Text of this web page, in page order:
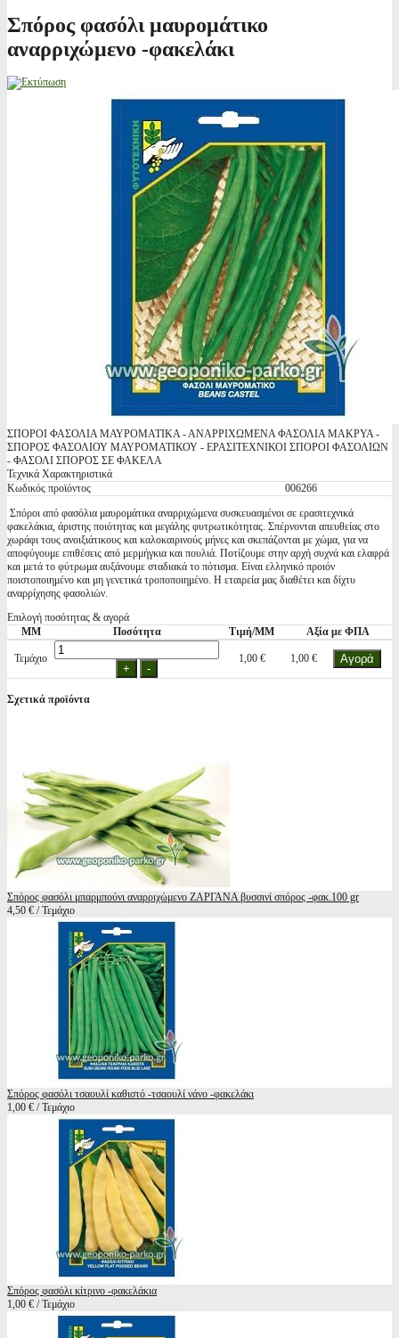
Σπόρος φασόλι μαυρομάτικο
αναρριχώμενο -φακελάκι
ΣΠΟΡΟΙ ΦΑΣΟΛΙΑ ΜΑΥΡΟΜΑΤΙΚΑ - ΑΝΑΡΡΙΧΩΜΕΝΑ ΦΑΣΟΛΙΑ ΜΑΚΡΥΑ -
ΣΠΟΡΟΣ ΦΑΣΟΛΙΟΥ ΜΑΥΡΟΜΑΤΙΚΟΥ - ΕΡΑΣΙΤΕΧΝΙΚΟΙ ΣΠΟΡΟΙ ΦΑΣΟΛΙΩΝ
- ΦΑΣΟΛΙ ΣΠΟΡΟΣ ΣΕ ΦΑΚΕΛΑ
Τεχνικά Χαρακτηριστικά
Κωδικός προϊόντος
006266
Σπόροι από φασόλια μαυρομάτικα αναρριχώμενα συσκευασμένοι σε ερασιτεχνικά
φακελάκια, άριστης ποιότητας και μεγάλης φυτρωτικότητας. Σπέρνονται απευθείας στο
χωράφι τους ανοιξιάτικους και καλοκαιρινούς μήνες και σκεπάζονται με χώμα, για να
αποφύγουμε επιθέσεις από μερμήγκια και πουλιά. Ποτίζουμε στην αρχή συχνά και ελαφρά
και μετά το φύτρωμα αυξάνουμε σταδιακά το πότισμα. Είναι ελληνικό προιόν
ποιστοποιημένο και μη γενετικά τροποποιημένο. Η εταιρεία μας διαθέτει και δίχτυ
αναρρίχησης φασολιών.
Επιλογή ποσότητας & αγορά
ΜΜ
Ποσότητα Τιμή/ΜΜ Αξία με ΦΠΑ
Τεμάχιο 1,00 € 1,00 €
Σχετικά προϊόντα
Σπόρος φασόλι μπαρμπούνι αναρριχώμενο ΖΑΡΓΑΝΑ βυσσινί σπόρος -φακ.100 gr
4,50 € / Τεμάχιο
Σπόρος φασόλι τσαουλί καθιστό -τσαουλί νάνο -φακελάκι
1,00 € / Τεμάχιο
Σπόρος φασόλι κίτρινο -φακελάκια
1,00 € / Τεμάχιο